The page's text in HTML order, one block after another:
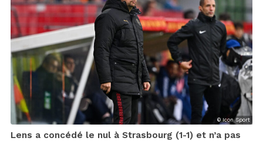
© Icon Sport
Lens a concédé le nul à Strasbourg (1-1) et n’a pas